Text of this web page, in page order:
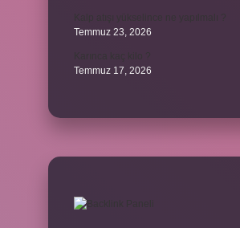
Temmuz 23, 2026
Temmuz 17, 2026